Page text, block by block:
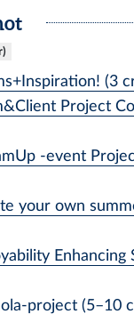
(3
Project
-event
your own
Enhancing
project (5–10